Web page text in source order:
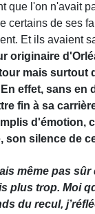
que l'on n'avait
certains de ses
Et ils avaient
originaire
mais surtout
effet, sans en
fin à sa
d'émotion,
son silence de
même pas
plus trop. Moi
du recul,